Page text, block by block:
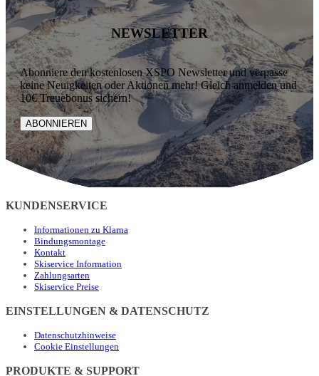
NEWSLETTER
Abonniere den kostenlosen XSPO Newsletter und verpasse
keine Neuigkeiten oder Aktionen mehr! Gleich anmelden und
10€ Treuebonus sichern!
ABONNIEREN
KUNDENSERVICE
Informationen zu Klarna
Bindungsmontage
Kontakt
Skiservice Information
Zahlungsarten
Skiservice Preise
EINSTELLUNGEN & DATENSCHUTZ
Datenschutzhinweise
Cookie Einstellungen
PRODUKTE & SUPPORT